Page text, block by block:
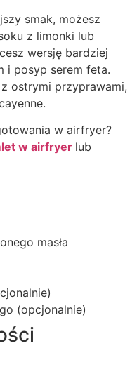
smak, możesz
z limonki lub
wersję bardziej
i posyp serem feta.
ostrymi przyprawami,
w airfryer?
w airfryer lub
masła
(opcjonalnie)